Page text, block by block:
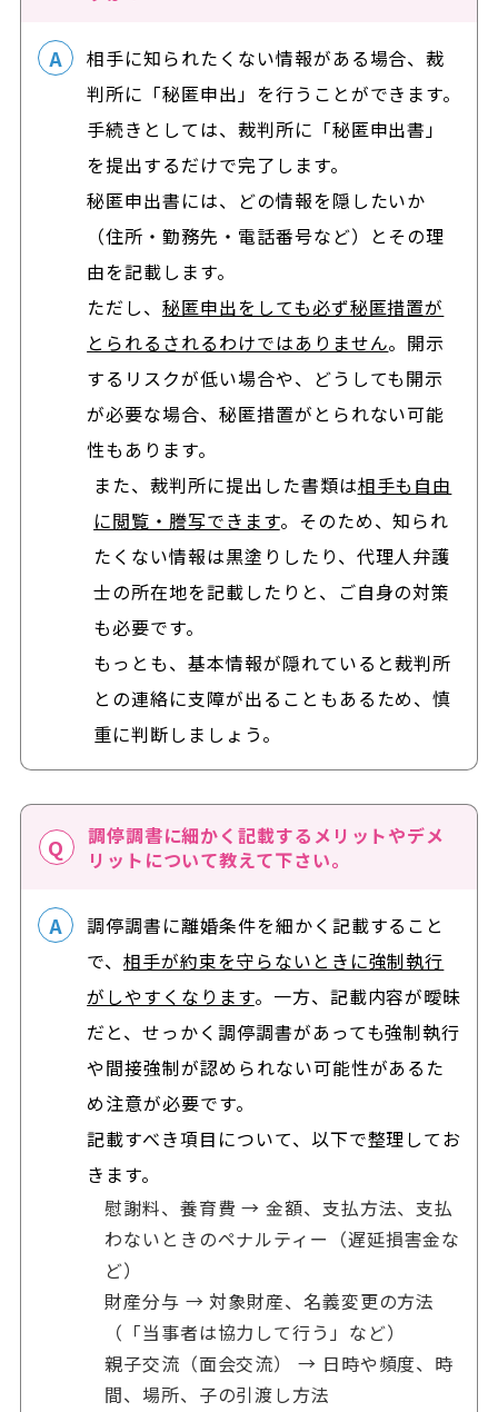
相手に知られたくない情報がある場合、裁
判所に「秘匿申出」を行うことができます。
手続きとしては、裁判所に「秘匿申出書」
を提出するだけで完了します。
秘匿申出書には、どの情報を隠したいか
（住所・勤務先・電話番号など）とその理
由を記載します。
ただし、 秘匿申出をしても必ず秘匿措置が
とられるされるわけではありません。開示
するリスクが低い場合や、どうしても開示
が必要な場合、秘匿措置がとられない可能
性もあります。
また、裁判所に提出した書類は相手も自由
に閲覧・謄写できます。そのため、知られ
たくない情報は黒塗りしたり、代理人弁護
士の所在地を記載したりと、ご自身の対策
も必要です。
もっとも、基本情報が隠れていると裁判所
との連絡に支障が出ることもあるため、慎
重に判断しましょう。
調停調書に細かく記載するメリットやデメ
リットについて教えて下さい。
調停調書に離婚条件を細かく記載すること
で、相手が約束を守らないときに強制執行
がしやすくなります。一方、記載内容が曖昧
だと、せっかく調停調書があっても強制執行
や間接強制が認められない可能性があるた
め注意が必要です。
記載すべき項目について、以下で整理してお
きます。
慰謝料、養育費 → 金額、支払方法、支払
わないときのペナルティー（遅延損害金な
ど）
財産分与 → 対象財産、名義変更の方法
（「当事者は協力して行う」など）
親子交流（面会交流） → 日時や頻度、時
間、場所、子の引渡し方法